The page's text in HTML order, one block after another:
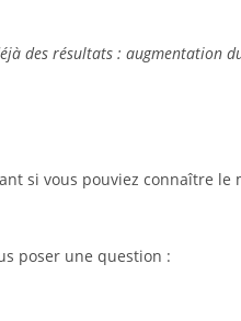
des résultats : augmentation
si vous pouviez connaître le
poser une question :